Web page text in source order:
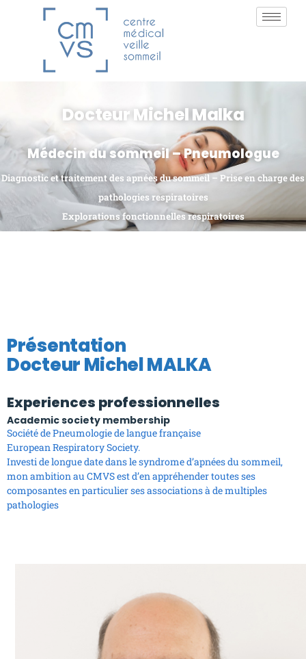
Docteur Michel Malka
Médecin du sommeil – Pneumologue
Diagnostic et traitement des apnées du sommeil – Prise en charge des
pathologies respiratoires
Explorations fonctionnelles respiratoires
Présentation
Docteur Michel MALKA
Experiences professionnelles
Academic society membership
Société de Pneumologie de langue française
European Respiratory Society.
Investi de longue date dans le syndrome d’apnées du sommeil,
mon ambition au CMVS est d’en appréhender toutes ses
composantes en particulier ses associations à de multiples
pathologies